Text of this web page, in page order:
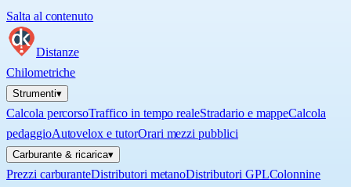
Salta al contenuto
Distanze
Chilometriche
Strumenti▾
Calcola percorsoTraffico in tempo realeStradario e mappeCalcola
pedaggioAutovelox e tutorOrari mezzi pubblici
Carburante & ricarica▾
Prezzi carburanteDistributori metanoDistributori GPLColonnine